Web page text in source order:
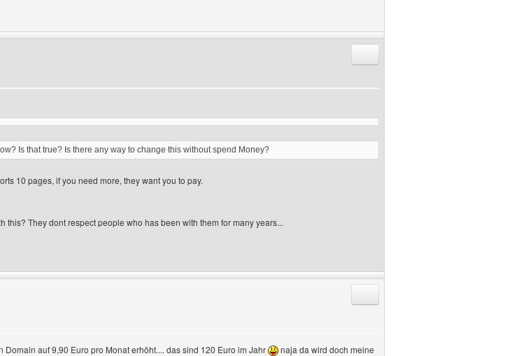
Is that true? Is there any way to change this without spend Money?
10 pages, if you need more, they want you to pay.
this? They dont respect people who has been with them for many years...
auf 9,90 Euro pro Monat erhöht.... das sind 120 Euro im Jahr
naja da wird doch meine